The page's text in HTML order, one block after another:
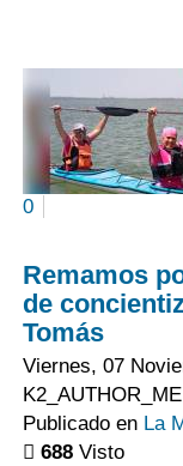
0
Remamos
de
Tomás
Viernes, 07
K2_AUTHOR_ME
Publicado en La
688 Visto